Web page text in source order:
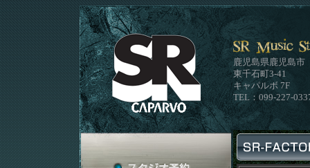
鹿児島県鹿児島市
東千石町3-41
キャパルボ 7F
TEL：099-227-